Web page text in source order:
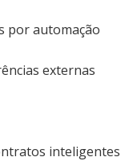
por automação
externas
inteligentes